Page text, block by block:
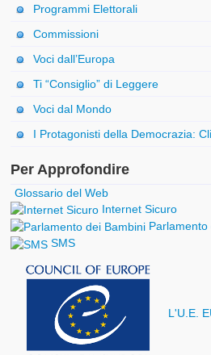
Programmi Elettorali
Commissioni
Voci dall’Europa
Ti “Consiglio” di Leggere
Voci dal Mondo
I Protagonisti della Democrazia:
Per Approfondire
Glossario del Web
Internet Sicuro
SMS
L'U.E.